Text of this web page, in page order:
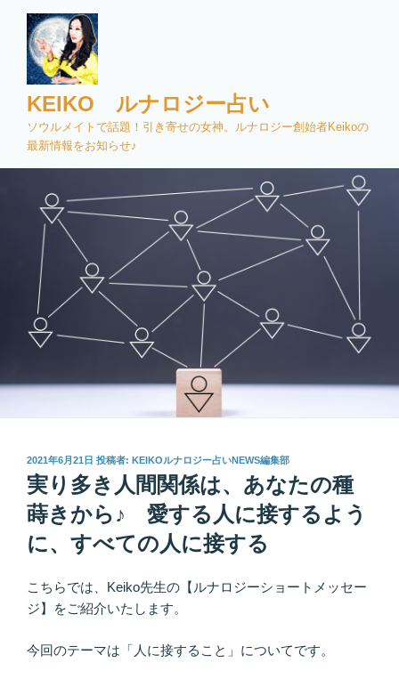
KEIKO ルナロジー占い
ソウルメイトで話題！引き寄せの女神。ルナロジー創始者Keikoの
最新情報をお知らせ♪
投
稿
日:
2021年6月21日 投稿者: KEIKOルナロジー占いNEWS編集部
実り多き人間関係は、あなたの種
蒔きから♪ 愛する人に接するよう
に、すべての人に接する
こちらでは、Keiko先生の【ルナロジーショートメッセー
ジ】をご紹介いたします。
今回のテーマは「人に接すること」についてです。